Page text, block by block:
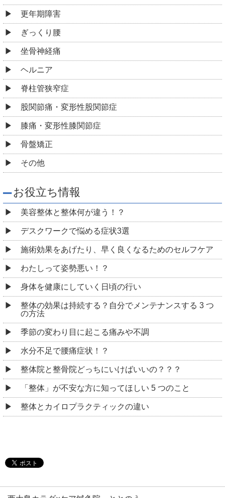
更年期障害
ぎっくり腰
坐骨神経痛
ヘルニア
脊柱管狭窄症
股関節痛・変形性股関節症
膝痛・変形性膝関節症
骨盤矯正
その他
お役立ち情報
美容整体と整体何が違う！？
デスクワークで悩める症状3選
施術効果をあげたり、早く良くなるためのセルフケア
わたしって姿勢悪い！？
身体を健康にしていく日頃の行い
整体の効果は持続する？自分でメンテナンスする 3 つ
の方法
季節の変わり目に起こる痛みや不調
水分不足で腰痛症状！？
整体院と整骨院どっちにいけばいいの？？？
「整体」が不安な方に知ってほしい 5 つのこと
整体とカイロプラクティックの違い